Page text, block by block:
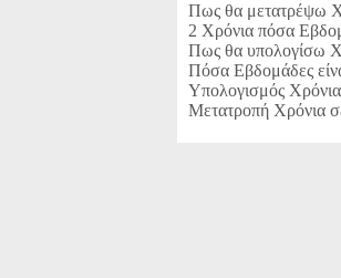
Πως θα μετατρέψω
2 Χρόνια πόσα
Πως θα υπολογίσω
Πόσα Εβδομάδες
Υπολογισμός
Μετατροπή Χρόνια